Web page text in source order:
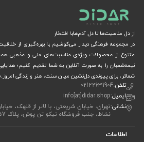
از دل مناسبت‌ها تا دل آدم‌هابا افتخار
در مجموعه فرهنگی دیدار می‌کوشیم با بهره‌گیری از
متنوع از محصولات ویژه‌ی مناسبت‌های ملی و مذهبی
نیمه‌شعبان را به صورت آنلاین به شما تقدیم کنیم؛
شعائر، برای پیوندی دل‌نشین میان سنت، هنر و زندگی
تلفن:02122631904
ایمیل:info[at]didar.shop
نشانی:تهران، خیابان شریعتی، با لاتر از قلهک،
نشاط، جنب فروشگاه نیکو تن پوش، پلاک 357،طبقه اول شرقی
اطلاعات